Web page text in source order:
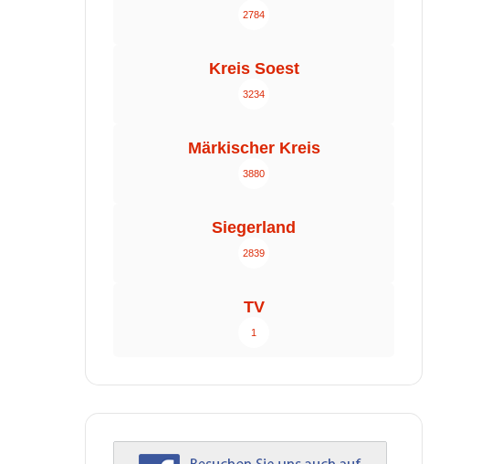
2784
Kreis Soest
3234
Märkischer Kreis
3880
Siegerland
2839
TV
1